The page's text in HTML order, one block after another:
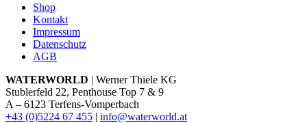
Shop
Kontakt
Impressum
Datenschutz
AGB
WATERWORLD | Werner Thiele KG
Stublerfeld 22, Penthouse Top 7 & 9
A – 6123 Terfens-Vomperbach
+43 (0)5224 67 455 | info@waterworld.at